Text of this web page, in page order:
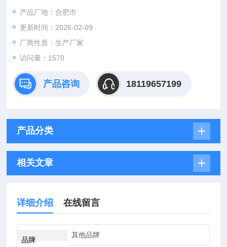
产品厂地：合肥市
更新时间：2026-02-09
厂商性质：生产厂家
访问量：1570
产品咨询 18119657199
产品分类
相关文章
详细介绍 在线留言
品牌
其他品牌